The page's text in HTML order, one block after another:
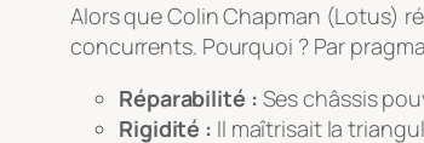
Alors que Colin Chapman (Lotus)
concurrents. Pourquoi ? Par
Réparabilité : Ses châssis
Rigidité : Il maîtrisait la